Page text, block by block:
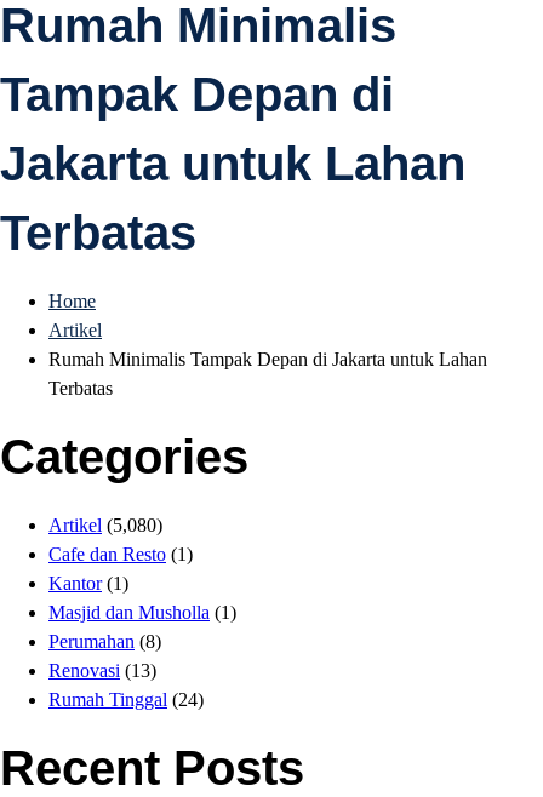
AD Studio – Jasa
Arsitek Profesional
Bersertifikasi
AD Studio – Jasa Arsitek Profesional Bersertifikasi
Rumah Minimalis
Tampak Depan di
Jakarta untuk Lahan
Terbatas
Home
Artikel
Rumah Minimalis Tampak Depan di Jakarta untuk Lahan
Terbatas
Categories
Artikel (5,080)
Cafe dan Resto (1)
Kantor(1)
Masjid dan Musholla (1)
Perumahan (8)
Renovasi (13)
Rumah Tinggal (24)
Recent Posts